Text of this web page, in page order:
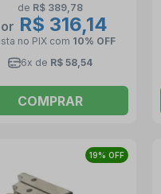
de R$ 389,78
R$ 316,14
no PIX com 10% OFF
6x de R$ 58,54
COMPRAR
19% OFF